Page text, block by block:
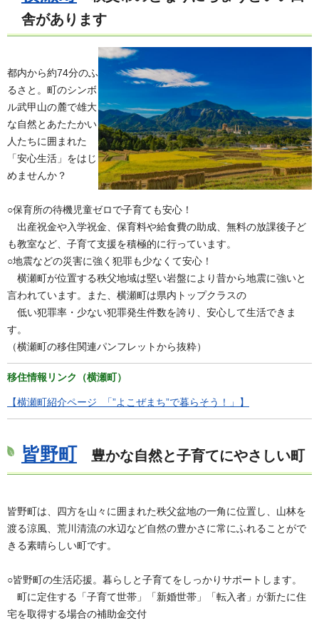
舎があります
都内から約74分のふ
るさと。町のシンボ
ル武甲山の麓で雄大
な自然とあたたかい
人たちに囲まれた
「安心生活」をはじ
めませんか？
○保育所の待機児童ゼロで子育ても安心！
出産祝金や入学祝金、保育料や給食費の助成、無料の放課後子ど
も教室など、子育て支援を積極的に行っています。
○地震などの災害に強く犯罪も少なくて安心！
横瀬町が位置する秩父地域は堅い岩盤により昔から地震に強いと
言われています。また、横瀬町は県内トップクラスの
低い犯罪率・少ない犯罪発生件数を誇り、安心して生活できま
す。
（横瀬町の移住関連パンフレットから抜粋）
移住情報リンク（横瀬町）
【横瀬町紹介ページ 「”よこぜまち”で暮らそう！」】
皆野町 豊かな自然と子育てにやさしい町
皆野町は、四方を山々に囲まれた秩父盆地の一角に位置し、山林を
渡る涼風、荒川清流の水辺など自然の豊かさに常にふれることがで
きる素晴らしい町です。
○皆野町の生活応援。暮らしと子育てをしっかりサポートします。
町に定住する「子育て世帯」「新婚世帯」「転入者」が新たに住
宅を取得する場合の補助金交付